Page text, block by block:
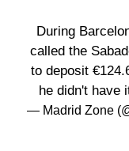
During
called the
to deposit
he didn't have
— Madrid Zone